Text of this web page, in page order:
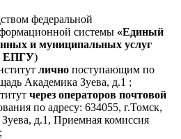
федеральной
системы «Единый
и муниципальных услуг
ЕПГУ)
лично поступающим по
Академика Зуева, д.1 ;
через операторов почтовой
по адресу: 634055, г.Томск,
д.1, Приемная комиссия